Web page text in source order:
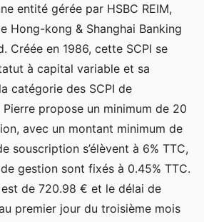
entité gérée par HSBC REIM,
Hong-kong & Shanghai Banking
Créée en 1986, cette SCPI se
à capital variable et sa
catégorie des SCPI de
Pierre propose un minimum de 20
avec un montant minimum de
souscription s’élèvent à 6% TTC,
gestion sont fixés à 0.45% TTC.
de 720.98 € et le délai de
premier jour du troisième mois